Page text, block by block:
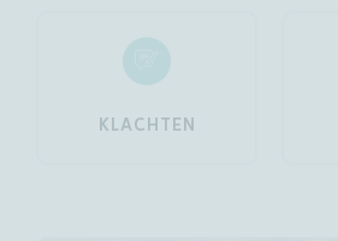
KLACHTEN